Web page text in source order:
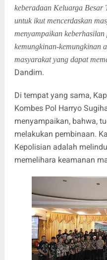
keberadaan Keluarga
untuk ikut mencerdaskan
menyampaikan
kemungkinan-kemungkinan
masyarakat yang dapat
Dandim.
Di tempat yang sama,
Kombes Pol Harryo
menyampaikan, bahwa,
melakukan pembinaan.
Kepolisian adalah
memelihara keamanan